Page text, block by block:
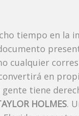
tiempo en la
cualquier
en
tiene
HOLMES.